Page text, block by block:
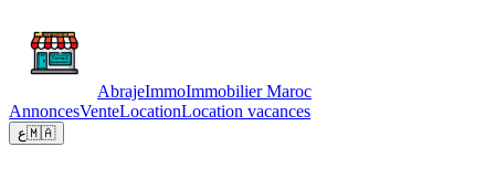
AbrajeImmoImmobilier Maroc
AnnoncesVenteLocationLocation vacances
ع🇲🇦